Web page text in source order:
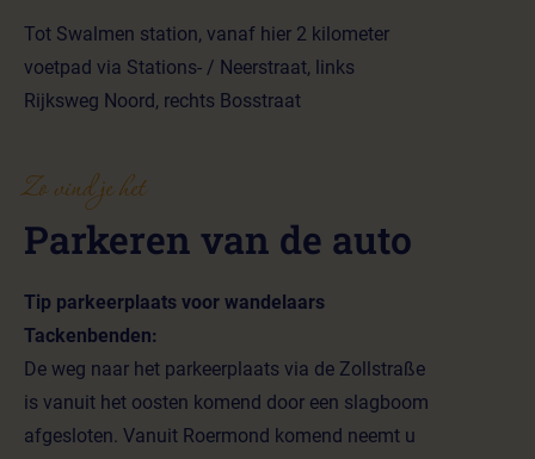
Tot Swalmen station, vanaf hier 2 kilometer
voetpad via Stations- / Neerstraat, links
Rijksweg Noord, rechts Bosstraat
Zo vind je het
Parkeren van de auto
Tip parkeerplaats voor wandelaars
Tackenbenden:
De weg naar het parkeerplaats via de Zollstraße
is vanuit het oosten komend door een slagboom
afgesloten. Vanuit Roermond komend neemt u